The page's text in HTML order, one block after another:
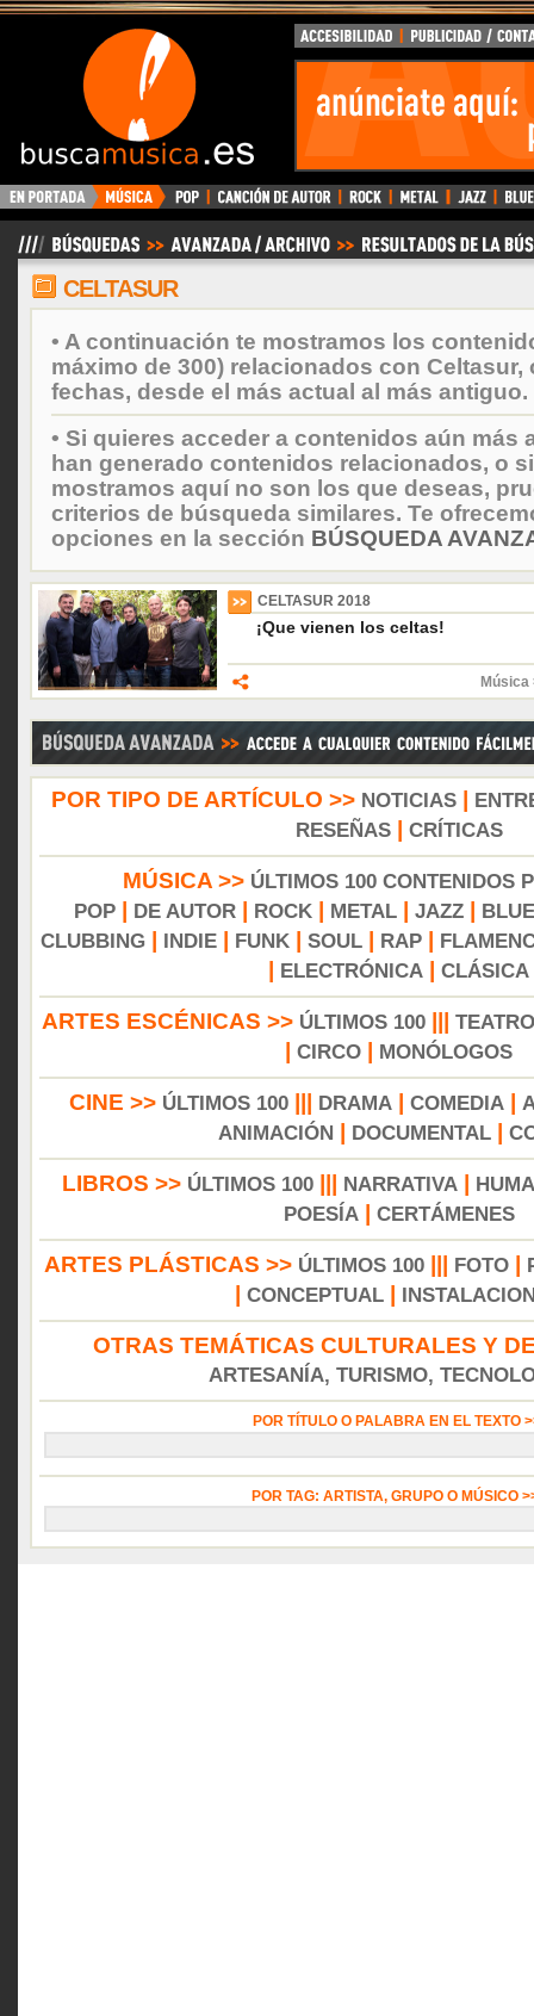
BuscaMusica.es
CELTASUR
• A continuación te mostramos los
máximo de 300) relacionados con
fechas, desde el más actual al más antiguo.
• Si quieres acceder a contenidos aún más
han generado contenidos relacionados, o
mostramos aquí no son los que deseas,
criterios de búsqueda similares. Te
opciones en la sección BÚSQUEDA
CELTASUR 2018
¡Que vienen los celtas!
Música
POR TIPO DE ARTÍCULO >> NOTICIAS|
RESEÑAS| CRÍTICAS
MÚSICA >> ÚLTIMOS 100 CONTENIDOS
POP
DE AUTOR ROCK METAL JAZZ
CLUBBING
INDIE FUNK SOUL RAP
ELECTRÓNICA CLÁSICA
ARTES ESCÉNICAS >> ÚLTIMOS 100||| TEATRO
CIRCO MONÓLOGOS
CINE >> ÚLTIMOS 100 DRAMA COMEDIA
ANIMACIÓN
DOCUMENTAL|
LIBROS >> ÚLTIMOS 100 NARRATIVA
POESÍA| CERTÁMENES
ARTES PLÁSTICAS >> ÚLTIMOS 100 FOTO
CONCEPTUAL
OTRAS TEMÁTICAS CULTURALES Y
ARTESANÍA, TURISMO,
POR TÍTULO O PALABRA EN EL TEXTO
POR TAG: ARTISTA, GRUPO O MÚSICO